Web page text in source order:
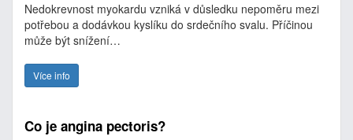
Nedokrevnost myokardu vzniká v důsledku nepoměru mezi
potřebou a dodávkou kyslíku do srdečního svalu. Příčinou
může být snížení…
Více info
Co je angina pectoris?